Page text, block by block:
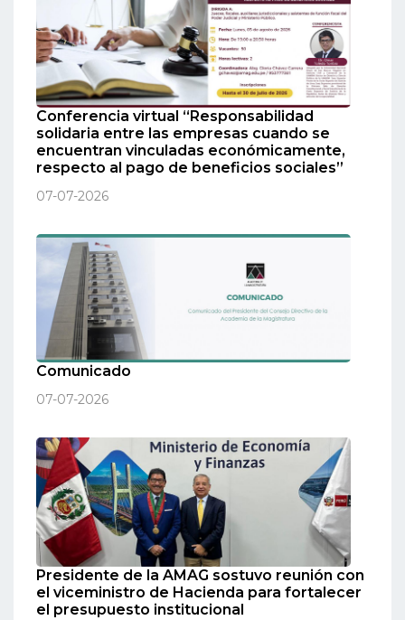
Conferencia virtual “Responsabilidad
solidaria entre las empresas cuando se
encuentran vinculadas económicamente,
respecto al pago de beneficios sociales”
07-07-2026
Comunicado
07-07-2026
Presidente de la AMAG sostuvo reunión con
el viceministro de Hacienda para fortalecer
el presupuesto institucional